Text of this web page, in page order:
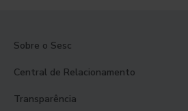
Sobre o Sesc
Central de Relacionamento
Transparência